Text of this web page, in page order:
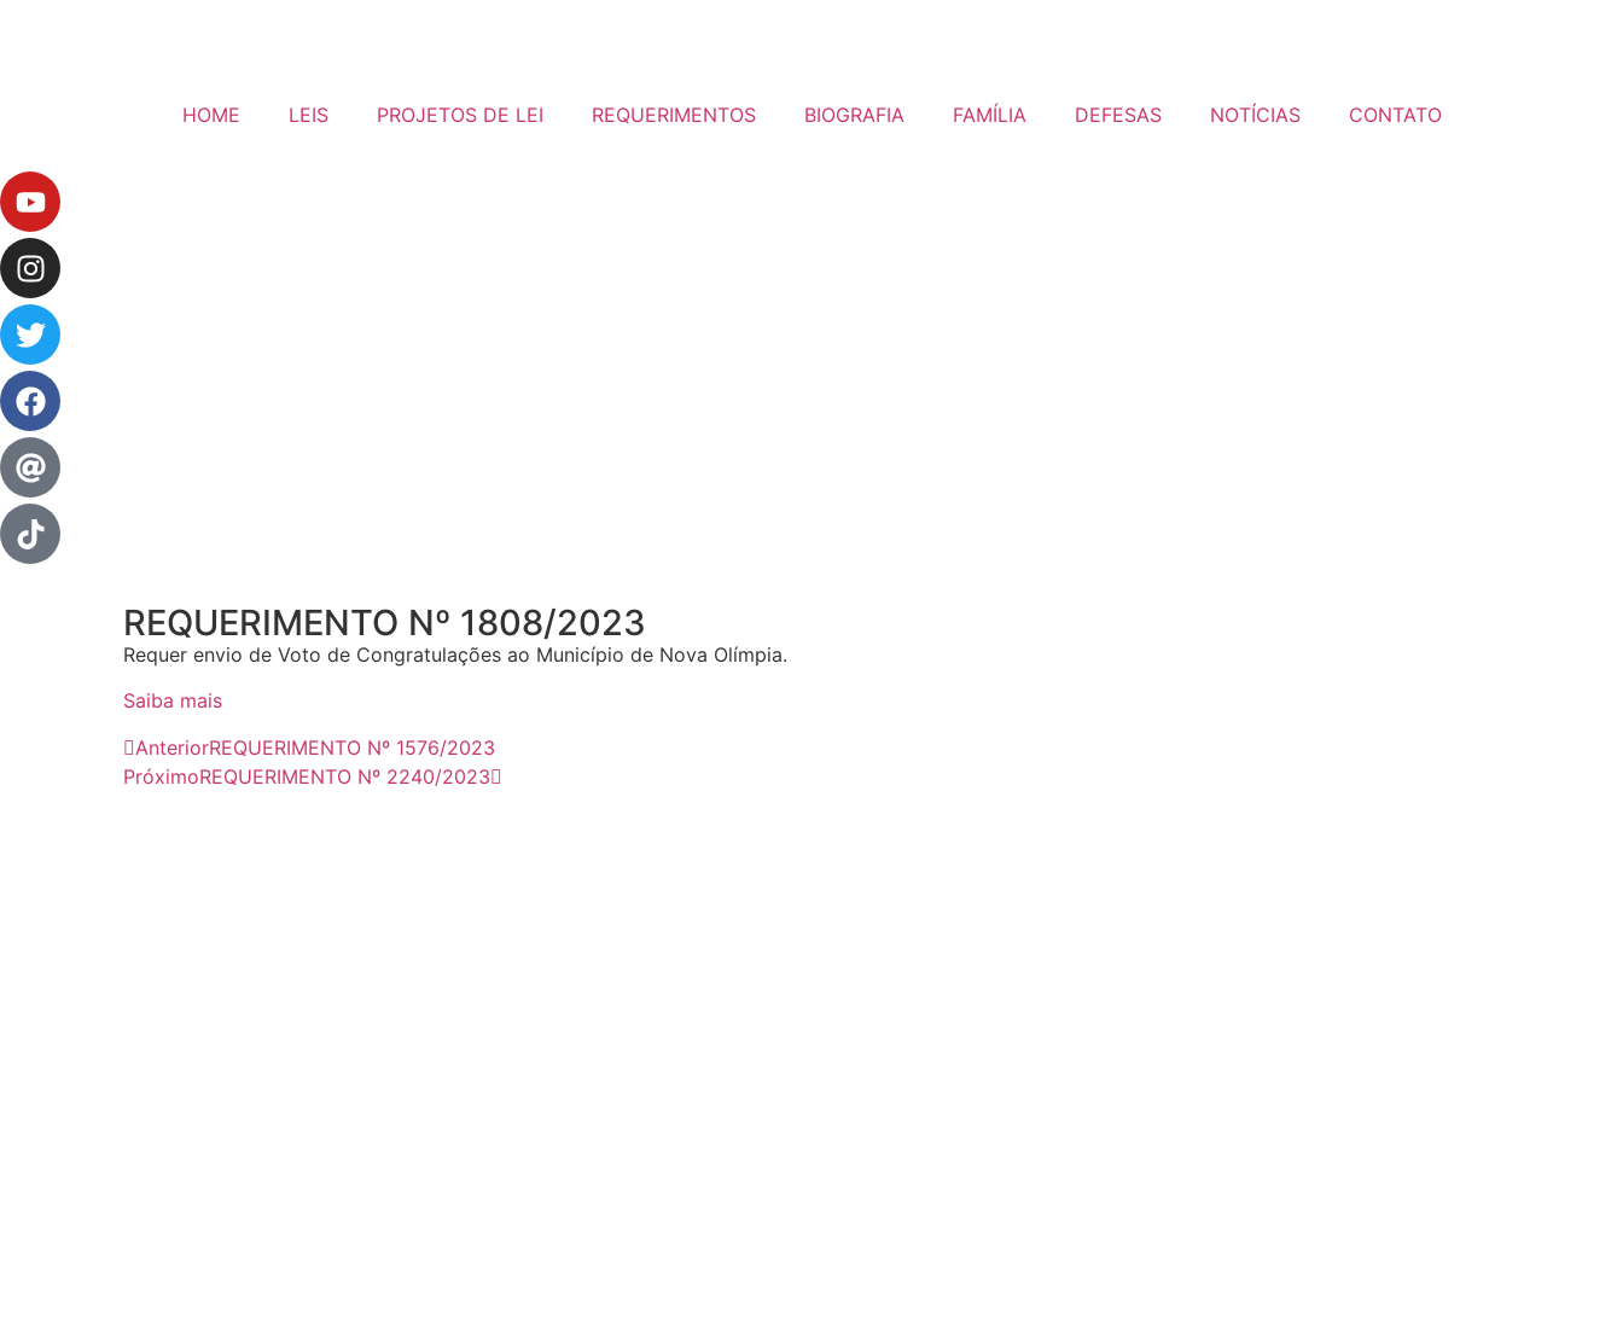
HOME LEIS PROJETOS DE LEI REQUERIMENTOS BIOGRAFIA FAMÍLIA DEFESAS NOTÍCIAS CONTATO
REQUERIMENTO Nº 1808/2023
Requer envio de Voto de Congratulações ao Município de Nova Olímpia.
Saiba mais
AnteriorREQUERIMENTO Nº 1576/2023
PróximoREQUERIMENTO Nº 2240/2023